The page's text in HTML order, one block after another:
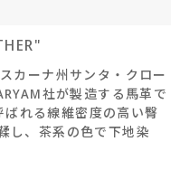
カーナ州サンタ・クロー
社が製造する馬革で
れる線維密度の高い臀
し、茶系の色で下地染